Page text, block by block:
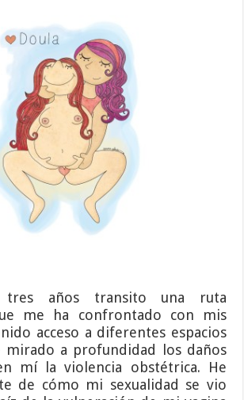
tres años transito una ruta
me ha confrontado con mis
acceso a diferentes espacios
mirado a profundidad los daños
mí la violencia obstétrica. He
de cómo mi sexualidad se vio